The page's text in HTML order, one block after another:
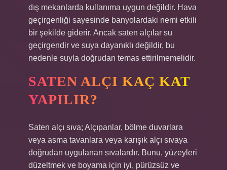
dış mekanlarda kullanıma uygun değildir. Hava
geçirgenliği sayesinde banyolardaki nemi etkili
bir şekilde giderir. Ancak saten alçılar su
geçirgendir ve suya dayanıklı değildir, bu
nedenle suyla doğrudan temas ettirilmemelidir.
SATEN ALÇI KAÇ KAT
YAPILIR?
Saten alçı sıva; Alçıpanlar, bölme duvarlara
veya asma tavanlara veya karışık alçı sıvaya
doğrudan uygulanan sıvalardır. Bunu, yüzeyleri
düzeltmek ve boyama için iyi, pürüzsüz ve